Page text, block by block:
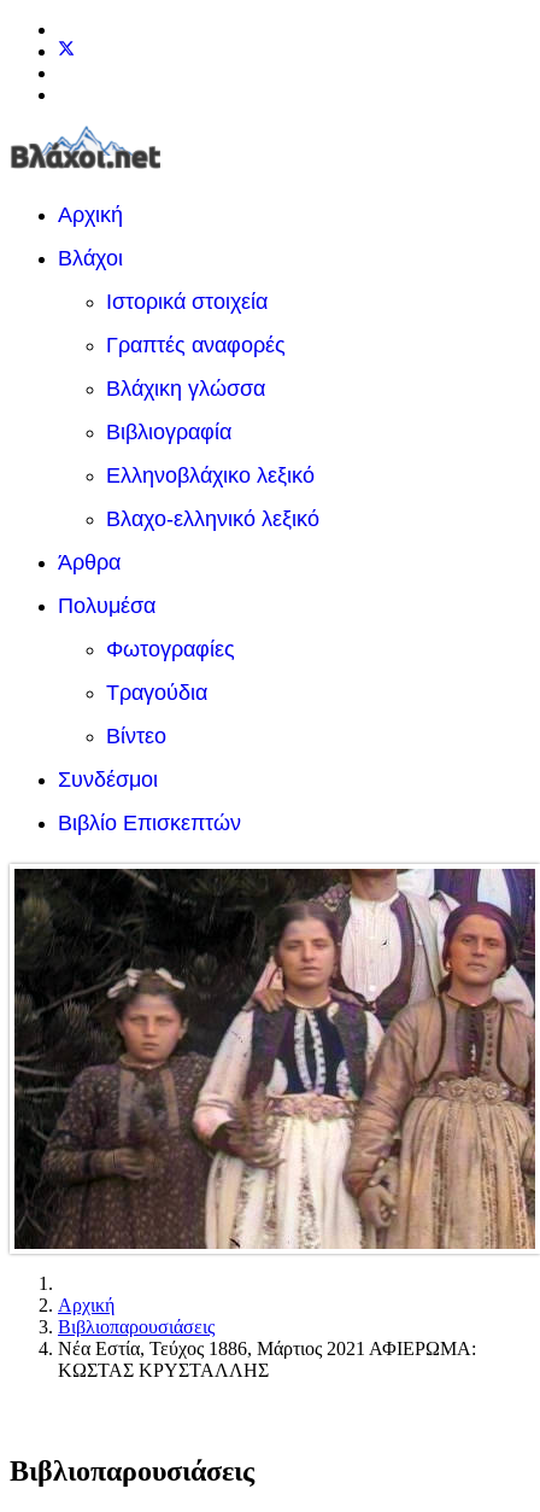
Αρχική
Βλάχοι
Ιστορικά στοιχεία
Γραπτές αναφορές
Βλάχικη γλώσσα
Βιβλιογραφία
Ελληνοβλάχικο λεξικό
Βλαχο-ελληνικό λεξικό
Άρθρα
Πολυμέσα
Φωτογραφίες
Τραγούδια
Βίντεο
Συνδέσμοι
Βιβλίο Επισκεπτών
Αρχική
Βιβλιοπαρουσιάσεις
Νέα Εστία, Τεύχος 1886, Μάρτιος 2021 ΑΦΙΕΡΩΜΑ:
ΚΩΣΤΑΣ ΚΡΥΣΤΑΛΛΗΣ
Βιβλιοπαρουσιάσεις